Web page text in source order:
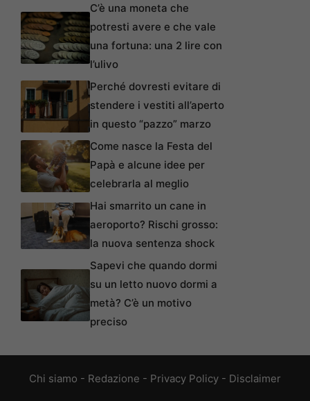
C’è una moneta che
potresti avere e che vale
una fortuna: una 2 lire con
l’ulivo
Perché dovresti evitare di
stendere i vestiti all’aperto
in questo “pazzo” marzo
Come nasce la Festa del
Papà e alcune idee per
celebrarla al meglio
Hai smarrito un cane in
aeroporto? Rischi grosso:
la nuova sentenza shock
Sapevi che quando dormi
su un letto nuovo dormi a
metà? C’è un motivo
preciso
Chi siamo - Redazione - Privacy Policy - Disclaimer